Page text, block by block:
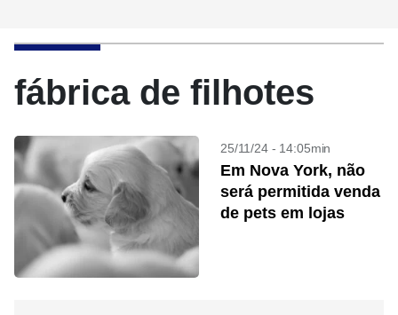
fábrica de filhotes
25/11/24 - 14:05min
Em Nova York, não
será permitida venda
de pets em lojas